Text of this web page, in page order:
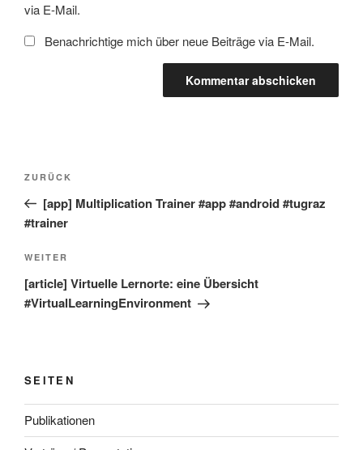
via E-Mail.
Benachrichtige mich über neue Beiträge via E-Mail.
Beitragsnavigation
Vorheriger
Beitrag
ZURÜCK
[app] Multiplication Trainer #app #android #tugraz
#trainer
Nächster
Beitrag
WEITER
[article] Virtuelle Lernorte: eine Übersicht
#VirtualLearningEnvironment
SEITEN
Publikationen